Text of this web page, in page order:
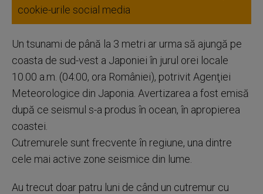
cookie-urile social media
Un tsunami de până la 3 metri ar urma să ajungă pe
coasta de sud-vest a Japoniei în jurul orei locale
10.00 a.m. (04:00, ora României), potrivit Agenţiei
Meteorologice din Japonia. Avertizarea a fost emisă
după ce seismul s-a produs în ocean, în apropierea
coastei.
Cutremurele sunt frecvente în regiune, una dintre
cele mai active zone seismice din lume.
Au trecut doar patru luni de când un cutremur cu